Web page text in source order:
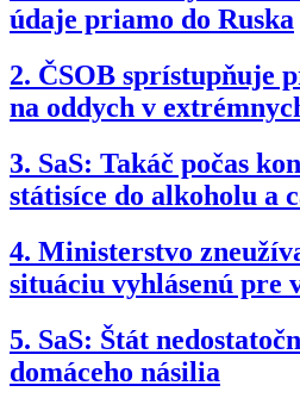
údaje priamo do Ruska
2. ČSOB sprístupňuje
na oddych v
3. SaS: Takáč počas
státisíce do alkoholu a
4. Ministerstvo
situáciu vyhlásenú pre
5. SaS: Štát
domáceho násilia